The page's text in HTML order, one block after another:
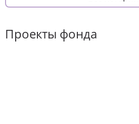
Проекты фонда